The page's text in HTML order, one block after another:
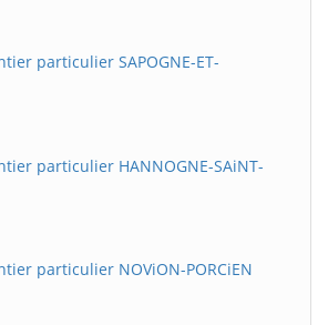
particulier SAPOGNE-ET-
particulier HANNOGNE-SAiNT-
particulier NOViON-PORCiEN